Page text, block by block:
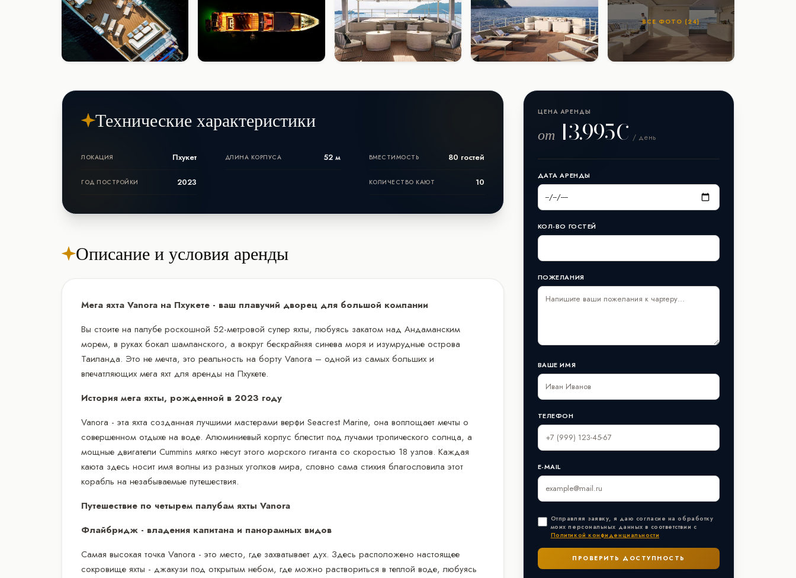
ВСЕ ФОТО (24)
Технические характеристики
ЛОКАЦИЯ Пхукет
ГОД ПОСТРОЙКИ 2023
ДЛИНА КОРПУСА 52 м ВМЕСТИМОСТЬ 80 гостей
КОЛИЧЕСТВО КАЮТ 10
Описание и условия аренды
Мега яхта Vanora на Пхукете - ваш плавучий дворец для большой компании
Вы стоите на палубе роскошной 52-метровой супер яхты, любуясь закатом над Андаманским
морем, в руках бокал шампанского, а вокруг бескрайняя синева моря и изумрудные острова
Таиланда. Это не мечта, это реальность на борту Vanora – одной из самых больших и
впечатляющих мега яхт для аренды на Пхукете.
История мега яхты, рожденной в 2023 году
Vanora - эта яхта созданная лучшими мастерами верфи Seacrest Marine, она воплощает мечты о
совершенном отдыхе на воде. Алюминиевый корпус блестит под лучами тропического солнца, а
мощные двигатели Cummins мягко несут этого морского гиганта со скоростью 18 узлов. Каждая
каюта здесь носит имя волны из разных уголков мира, словно сама стихия благословила этот
корабль на незабываемые путешествия.
Путешествие по четырем палубам яхты Vanora
Флайбридж - владения капитана и панорамных видов
Самая высокая точка Vanora - это место, где захватывает дух. Здесь расположено настоящее
сокровище яхты - джакузи под открытым небом, где можно раствориться в теплой воде, любуясь
ЦЕНА АРЕНДЫ
от 13.995€ / день
ДАТА АРЕНДЫ
КОЛ-ВО ГОСТЕЙ
ПОЖЕЛАНИЯ
ВАШЕ ИМЯ
ТЕЛЕФОН
E-MAIL
Отправляя заявку, я даю согласие на обработку
моих персональных данных в соответствии с
Политикой конфиденциальности